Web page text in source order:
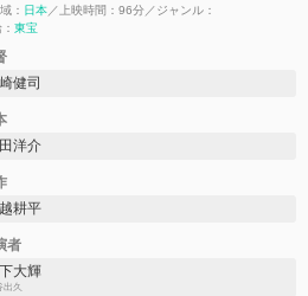
： 日本 上映時間：96分
ジャンル：
東宝
健司
洋介
耕平
者
大輝
出久